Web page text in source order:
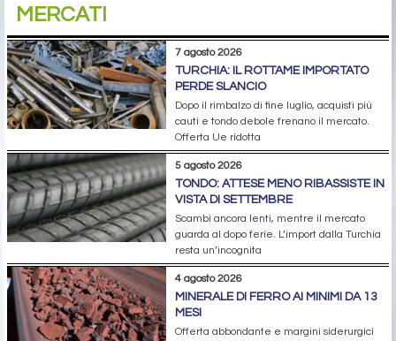
MERCATI
7 agosto 2026
TURCHIA: IL ROTTAME IMPORTATO
PERDE SLANCIO
Dopo il rimbalzo di fine luglio, acquisti più
cauti e tondo debole frenano il mercato.
Offerta Ue ridotta
5 agosto 2026
TONDO: ATTESE MENO RIBASSISTE IN
VISTA DI SETTEMBRE
Scambi ancora lenti, mentre il mercato
guarda al dopo ferie. L’import dalla Turchia
resta un’incognita
4 agosto 2026
MINERALE DI FERRO AI MINIMI DA 13
MESI
Offerta abbondante e margini siderurgici